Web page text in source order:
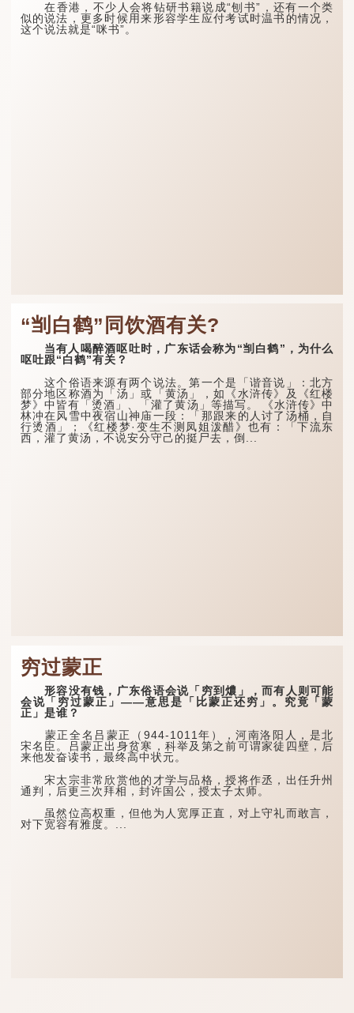
在香港，不少人会将钻研书籍说成“刨书”，还有一个类
似的说法，更多时候用来形容学生应付考试时温书的情况，
这个说法就是“咪书”。
“㓥白鹤”同饮酒有关?
当有人喝醉酒呕吐时，广东话会称为“㓥白鹤”，为什么
呕吐跟“白鹤”有关？
这个俗语来源有两个说法。第一个是「谐音说」：北方
部分地区称酒为「汤」或「黄汤」，如《水浒传》及《红楼
梦》中皆有「烫酒」、「灌了黄汤」等描写。 《水浒传》中
林冲在风雪中夜宿山神庙一段：「那跟来的人讨了汤桶，自
行烫酒」；《红楼梦·变生不测凤姐泼醋》也有：「下流东
西，灌了黄汤，不说安分守己的挺尸去，倒...
穷过蒙正
形容没有钱，广东俗语会说「穷到燶」，而有人则可能
会说「穷过蒙正」——意思是「比蒙正还穷」。究竟「蒙
正」是谁？
蒙正全名吕蒙正（944-1011年），河南洛阳人，是北
宋名臣。吕蒙正出身贫寒，科举及第之前可谓家徒四壁，后
来他发奋读书，最终高中状元。
宋太宗非常欣赏他的才学与品格，授将作丞，出任升州
通判，后更三次拜相，封许国公，授太子太师。
虽然位高权重，但他为人宽厚正直，对上守礼而敢言，
对下宽容有雅度。...